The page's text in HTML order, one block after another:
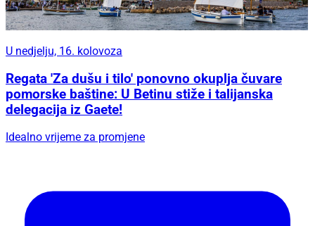
U nedjelju, 16. kolovoza
Regata 'Za dušu i tilo' ponovno okuplja čuvare
pomorske baštine: U Betinu stiže i talijanska
delegacija iz Gaete!
Idealno vrijeme za promjene